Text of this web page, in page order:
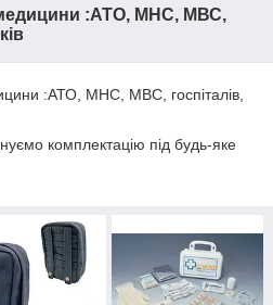
медицини :АТО, МНС, МВС,
:АТО, МНС, МВС, госпіталів,
комплектацію під будь-яке